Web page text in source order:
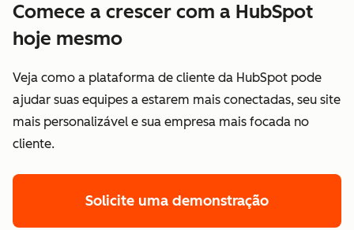
Comece a crescer com a HubSpot
hoje mesmo
Veja como a plataforma de cliente da HubSpot pode
ajudar suas equipes a estarem mais conectadas, seu site
mais personalizável e sua empresa mais focada no
cliente.
Solicite uma demonstração